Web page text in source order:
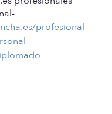
profesional